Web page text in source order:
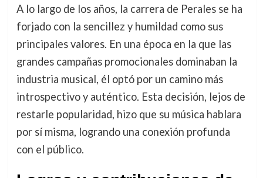
A lo largo de los años, la carrera de Perales se ha
forjado con la sencillez y humildad como sus
principales valores. En una época en la que las
grandes campañas promocionales dominaban la
industria musical, él optó por un camino más
introspectivo y auténtico. Esta decisión, lejos de
restarle popularidad, hizo que su música hablara
por sí misma, logrando una conexión profunda
con el público.